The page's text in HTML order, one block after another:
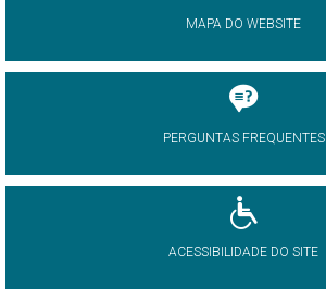
MAPA DO WEBSITE
PERGUNTAS FREQUENTES
ACESSIBILIDADE DO SITE